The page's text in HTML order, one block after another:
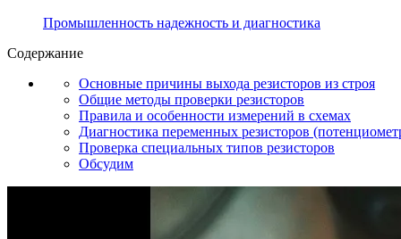
Промышленность надежность и диагностика
Содержание
Основные причины выхода резисторов из строя
Общие методы проверки резисторов
Правила и особенности измерений в схемах
Диагностика переменных резисторов
Проверка специальных типов резисторов
Обсудим